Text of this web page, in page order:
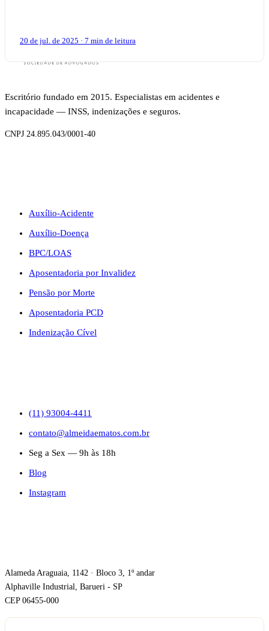
20 de jul. de 2025 · 7 min de leitura
Escritório fundado em 2015. Especialistas em acidentes e
incapacidade — INSS, indenizações e seguros.
CNPJ 24.895.043/0001-40
Auxílio-Acidente
Auxílio-Doença
BPC/LOAS
Aposentadoria por Invalidez
Pensão por Morte
Aposentadoria PCD
Indenização Cível
(11) 93004-4411
contato@almeidaematos.com.br
Seg a Sex — 9h às 18h
Blog
Instagram
Alameda Araguaia, 1142 · Bloco 3, 1º andar
Alphaville Industrial, Barueri - SP
CEP 06455-000